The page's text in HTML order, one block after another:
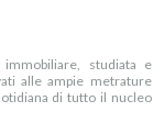
studiata e
alle ampie metrature
di tutto il nucleo